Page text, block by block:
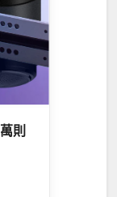
則